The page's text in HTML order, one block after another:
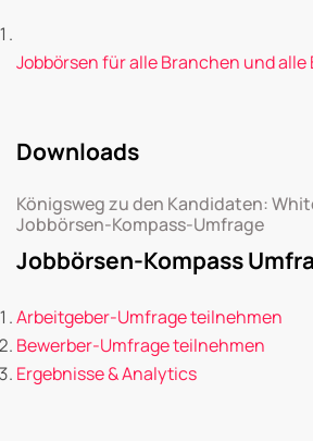
Jobbörsen für alle Branchen und alle
Downloads
Königsweg zu den Kandidaten:
Jobbörsen-Kompass-Umfrage
Jobbörsen-Kompass
Arbeitgeber-Umfrage teilnehmen
Bewerber-Umfrage teilnehmen
Ergebnisse & Analytics